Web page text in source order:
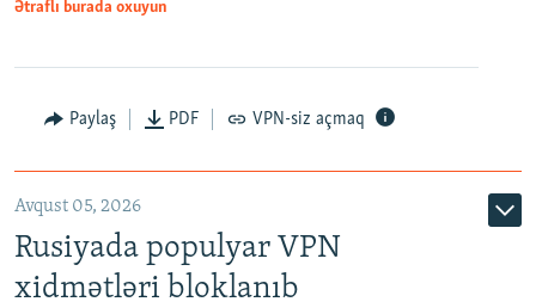
Ətraflı burada oxuyun
Paylaş PDF VPN-siz açmaq
Avqust 05, 2026
Rusiyada populyar VPN
xidmətləri bloklanıb